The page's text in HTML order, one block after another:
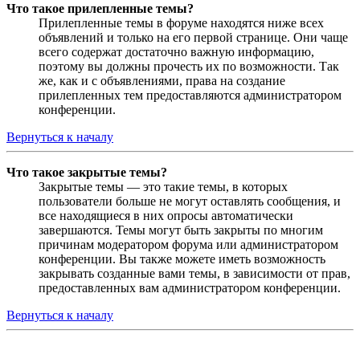
Что такое прилепленные темы?
Прилепленные темы в форуме находятся ниже всех
объявлений и только на его первой странице. Они чаще
всего содержат достаточно важную информацию,
поэтому вы должны прочесть их по возможности. Так
же, как и с объявлениями, права на создание
прилепленных тем предоставляются администратором
конференции.
Вернуться к началу
Что такое закрытые темы?
Закрытые темы — это такие темы, в которых
пользователи больше не могут оставлять сообщения, и
все находящиеся в них опросы автоматически
завершаются. Темы могут быть закрыты по многим
причинам модератором форума или администратором
конференции. Вы также можете иметь возможность
закрывать созданные вами темы, в зависимости от прав,
предоставленных вам администратором конференции.
Вернуться к началу